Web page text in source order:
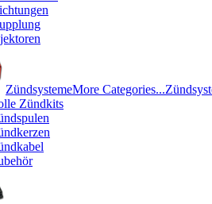
ZündsystemeMore Categories...
Zündkits